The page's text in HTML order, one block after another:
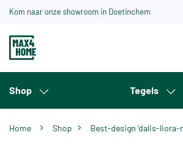
Kom naar onze showroom in Doetinchem
Shop Tegels
Home Shop Best-design 'dalis-